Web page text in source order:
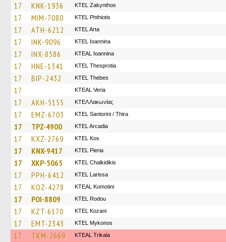
17 KNK-1936 KTEL Zakynthos
17 MIM-7080 ΚΤΕL Phthiotis
17 ATH-6212 KTEL Arta
17 INK-9096 KTEL Ioannina
17 INX-8586 KTEAL Ioannina
17 HNE-1341 KTEL Thesprotia
17 BIP-2432 KTEL Thebes
17 KTEAL Veria
17 AKH-5155 ΚΤΕΛ Λακωνίας
17 EMZ-6703 KTEL Santorini / Thira
17 TPZ-4900 KTEL Arcadia
17 KXZ-2769 KTEL Kos
17 KNX-9417 KTEL Pieria
17 XKP-5065 ΚΤΕL Chalkidikis
17 PPH-6412 KTEL Larissa
17 KOZ-4278 KTEAL Komotini
17 POI-8809 ΚΤΕL Rodou
17 KZT-6170 ΚΤΕL Kozani
17 EMT-2343 KTEL Mykonos
17 TKM-2669 KTEAL Trikala